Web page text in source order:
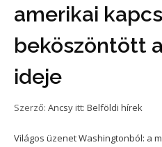
amerikai
beköszöntött
ideje
Szerző: Ancsy itt: Belföldi hírek
Világos üzenet Washingtonból: a